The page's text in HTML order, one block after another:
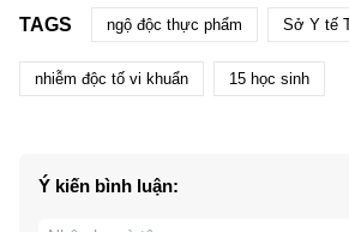
TAGS ngộ độc thực phẩm Sở Y tế
nhiễm độc tố vi khuẩn 15 học sinh
Ý kiến bình luận: